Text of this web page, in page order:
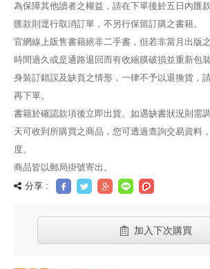
為保障其他讀者之權益，請在下單後於五日內匯
匯款則逕行取消訂單，不另行保留訂購之書籍。
官網線上販售書籍絕非二手書，但若非當月出版
時間過久或是通路退回而有收縮膜破損並重新包
身裝訂錯誤及缺頁之情形，一律不予以退換貨，
再下單。
書籍於確認款項後立即出貨。如遇缺書狀況則需
天可收到所購買之商品，您可透過查詢交易資料
度。
商品皆以郵局掛號寄出。
分享 :
加入下次購買